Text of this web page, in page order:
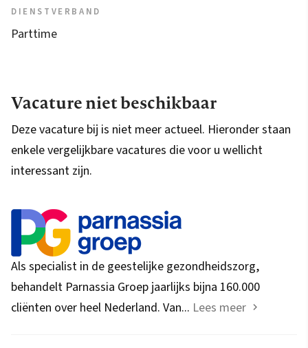
DIENSTVERBAND
Parttime
Vacature niet beschikbaar
Deze vacature bij is niet meer actueel. Hieronder staan
enkele vergelijkbare vacatures die voor u wellicht
interessant zijn.
Als specialist in de geestelijke gezondheidszorg,
behandelt Parnassia Groep jaarlijks bijna 160.000
cliënten over heel Nederland. Van... Lees meer